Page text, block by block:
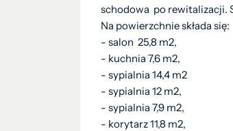
schodowa po rewitalizacji.
Na powierzchnie składa się:
- salon 25,8 m2,
- kuchnia 7,6 m2,
- sypialnia 14,4 m2
- sypialnia 12 m2,
- sypialnia 7,9 m2,
- korytarz 11,8 m2,